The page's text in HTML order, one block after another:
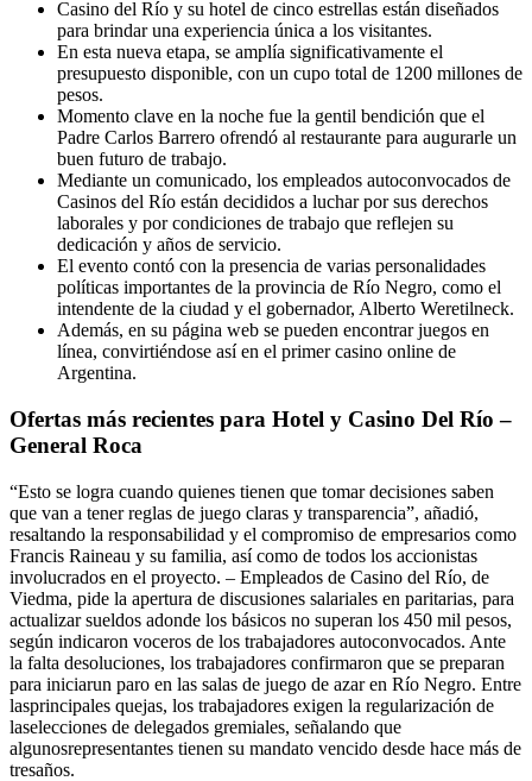
Casino del Río y su hotel de cinco estrellas están diseñados
para brindar una experiencia única a los visitantes.
En esta nueva etapa, se amplía significativamente el
presupuesto disponible, con un cupo total de 1200 millones de
pesos.
Momento clave en la noche fue la gentil bendición que el
Padre Carlos Barrero ofrendó al restaurante para augurarle un
buen futuro de trabajo.
Mediante un comunicado, los empleados autoconvocados de
Casinos del Río están decididos a luchar por sus derechos
laborales y por condiciones de trabajo que reflejen su
dedicación y años de servicio.
El evento contó con la presencia de varias personalidades
políticas importantes de la provincia de Río Negro, como el
intendente de la ciudad y el gobernador, Alberto Weretilneck.
Además, en su página web se pueden encontrar juegos en
línea, convirtiéndose así en el primer casino online de
Argentina.
Ofertas más recientes para Hotel y Casino Del Río –
General Roca
“Esto se logra cuando quienes tienen que tomar decisiones saben
que van a tener reglas de juego claras y transparencia”, añadió,
resaltando la responsabilidad y el compromiso de empresarios como
Francis Raineau y su familia, así como de todos los accionistas
involucrados en el proyecto. – Empleados de Casino del Río, de
Viedma, pide la apertura de discusiones salariales en paritarias, para
actualizar sueldos adonde los básicos no superan los 450 mil pesos,
según indicaron voceros de los trabajadores autoconvocados. Ante
la falta desoluciones, los trabajadores confirmaron que se preparan
para iniciarun paro en las salas de juego de azar en Río Negro. Entre
lasprincipales quejas, los trabajadores exigen la regularización de
laselecciones de delegados gremiales, señalando que
algunosrepresentantes tienen su mandato vencido desde hace más de
tresaños.